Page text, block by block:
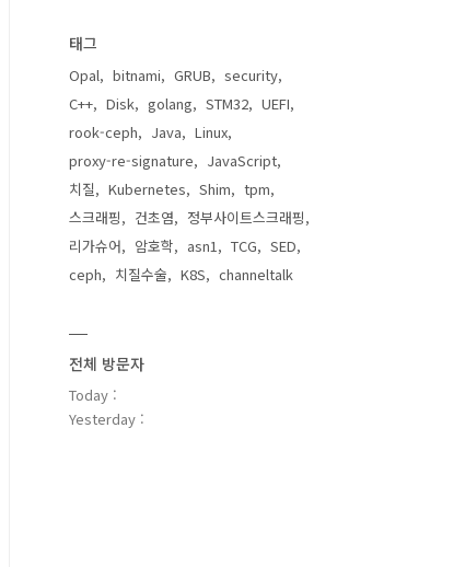
태그
Opal bitnami GRUB
security
C++
Disk golang STM32
UEFI
rook-ceph
Java
Linux
proxy-re-signature
JavaScript
치질
Kubernetes Shim
tpm
스크래핑
건초염
정부사이트스크래핑
리가슈어
암호학 asn1 TCG
SED
ceph
치질수술 K8S channeltalk
전체 방문자
Today :
Yesterday :